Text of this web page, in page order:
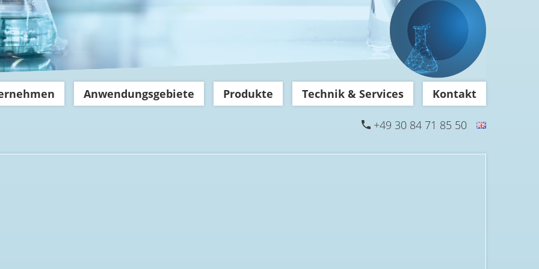
Anwendungsgebiete Produkte Technik & Services Kontakt
+49 30 84 71 85 50